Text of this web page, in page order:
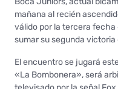
mañana al recién
válido por la tercera fecha
sumar su segunda victoria
El encuentro se jugará
«La Bombonera», será